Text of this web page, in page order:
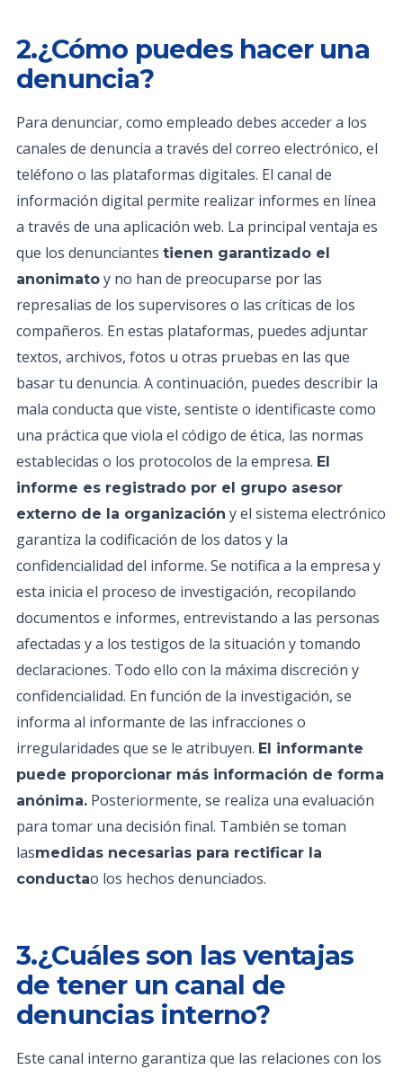
2.¿Cómo puedes hacer una
denuncia?
Para denunciar, como empleado debes acceder a los
canales de denuncia a través del correo electrónico, el
teléfono o las plataformas digitales. El canal de
información digital permite realizar informes en línea
a través de una aplicación web. La principal ventaja es
que los denunciantes tienen garantizado el
anonimato y no han de preocuparse por las
represalias de los supervisores o las críticas de los
compañeros. En estas plataformas, puedes adjuntar
textos, archivos, fotos u otras pruebas en las que
basar tu denuncia. A continuación, puedes describir la
mala conducta que viste, sentiste o identificaste como
una práctica que viola el código de ética, las normas
establecidas o los protocolos de la empresa. El
informe es registrado por el grupo asesor
externo de la organización y el sistema electrónico
garantiza la codificación de los datos y la
confidencialidad del informe. Se notifica a la empresa y
esta inicia el proceso de investigación, recopilando
documentos e informes, entrevistando a las personas
afectadas y a los testigos de la situación y tomando
declaraciones. Todo ello con la máxima discreción y
confidencialidad. En función de la investigación, se
informa al informante de las infracciones o
irregularidades que se le atribuyen. El informante
puede proporcionar más información de forma
anónima. Posteriormente, se realiza una evaluación
para tomar una decisión final. También se toman
lasmedidas necesarias para rectificar la
conductao los hechos denunciados.
3.¿Cuáles son las ventajas
de tener un canal de
denuncias interno?
Este canal interno garantiza que las relaciones con los